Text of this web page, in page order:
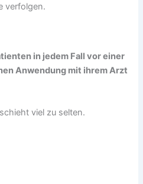
verfolgen.
in jedem Fall vor einer
Anwendung mit ihrem Arzt
viel zu selten.